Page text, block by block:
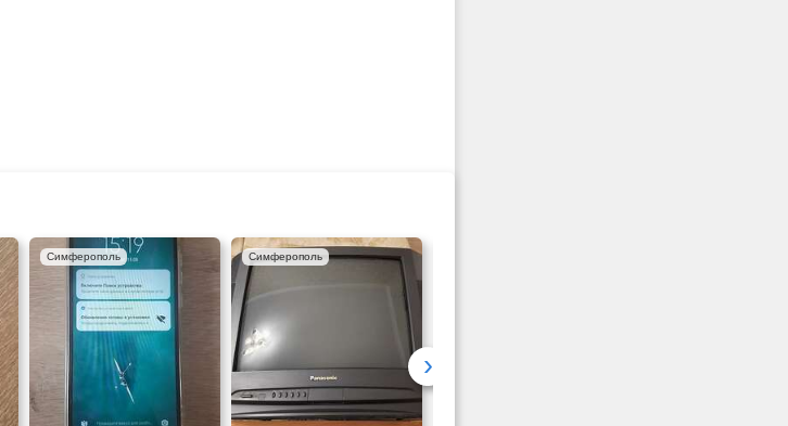
Симферополь Симферополь
›